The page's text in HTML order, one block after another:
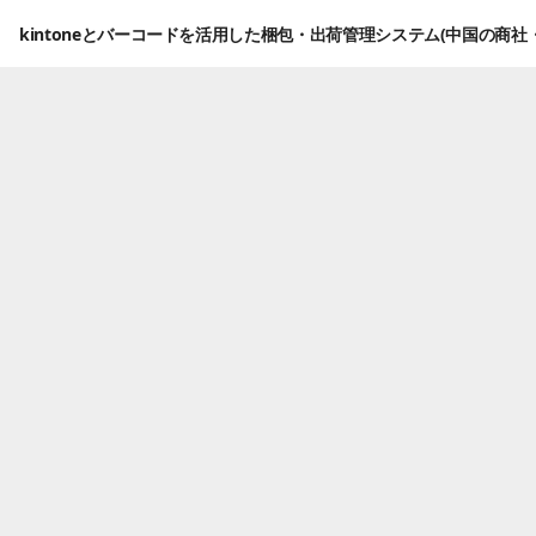
kintoneとバーコードを活用した梱包・出荷管理システム(中国の商社